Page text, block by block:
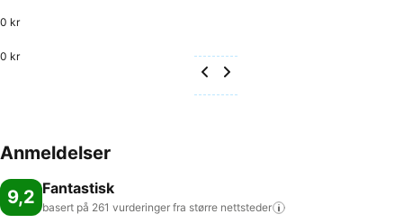
0 kr
0 kr
Anmeldelser
9,2 Fantastisk
basert på 261 vurderinger fra større nettsteder